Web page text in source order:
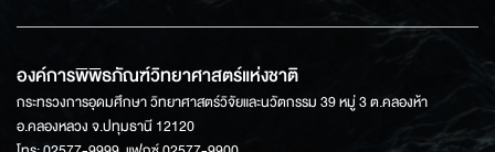
องค์การพิพิธภัณฑ์วิทยาศาสตร์แห่งชาติ
กระทรวงการอุดมศึกษา วิทยาศาสตร์วิจัยและนวัตกรรม 39 หมู่ 3 ต.คลองห้า
อ.คลองหลวง จ.ปทุมธานี 12120